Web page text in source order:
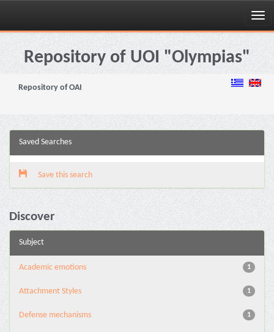
Skip
navigationRepository of UOI "Olympias"
Repository of OAI
Saved Searches
Save this search
Discover
Subject
1
Academic emotions
1
Attachment Styles
1
Defense mechanisms